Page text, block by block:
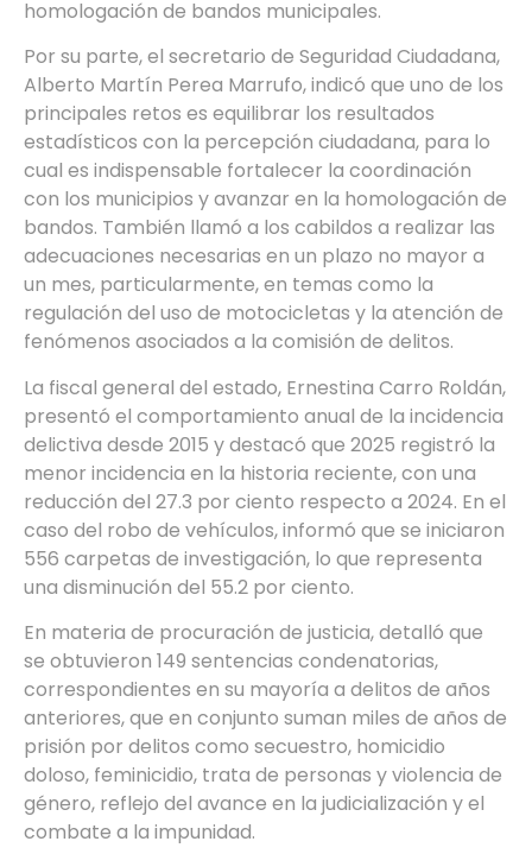
homologación de bandos municipales.
Por su parte, el secretario de Seguridad Ciudadana,
Alberto Martín Perea Marrufo, indicó que uno de los
principales retos es equilibrar los resultados
estadísticos con la percepción ciudadana, para lo
cual es indispensable fortalecer la coordinación
con los municipios y avanzar en la homologación de
bandos. También llamó a los cabildos a realizar las
adecuaciones necesarias en un plazo no mayor a
un mes, particularmente, en temas como la
regulación del uso de motocicletas y la atención de
fenómenos asociados a la comisión de delitos.
La fiscal general del estado, Ernestina Carro Roldán,
presentó el comportamiento anual de la incidencia
delictiva desde 2015 y destacó que 2025 registró la
menor incidencia en la historia reciente, con una
reducción del 27.3 por ciento respecto a 2024. En el
caso del robo de vehículos, informó que se iniciaron
556 carpetas de investigación, lo que representa
una disminución del 55.2 por ciento.
En materia de procuración de justicia, detalló que
se obtuvieron 149 sentencias condenatorias,
correspondientes en su mayoría a delitos de años
anteriores, que en conjunto suman miles de años de
prisión por delitos como secuestro, homicidio
doloso, feminicidio, trata de personas y violencia de
género, reflejo del avance en la judicialización y el
combate a la impunidad.